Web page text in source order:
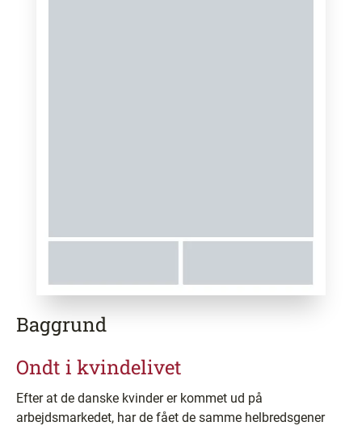
Baggrund
Ondt i kvindelivet
Efter at de danske kvinder er kommet ud på
arbejdsmarkedet, har de fået de samme helbredsgener